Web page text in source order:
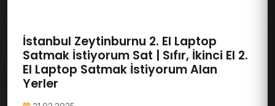
İstanbul Zeytinburnu 2. El Laptop
Satmak İstiyorum Sat | Sıfır, İkinci El 2.
El Laptop Satmak İstiyorum Alan
Yerler